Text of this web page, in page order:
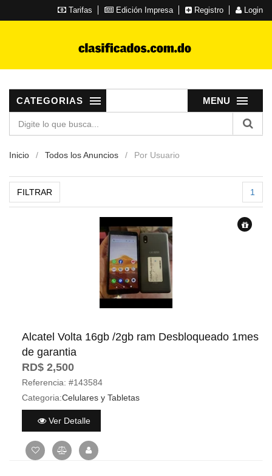
Tarifas Edición Impresa Registro Login
MENU
CATEGORIAS
Inicio Todos los Anuncios Por Usuario
FILTRAR 1
Alcatel Volta 16gb /2gb ram Desbloqueado 1mes
de garantia
RD$ 2,500
Referencia: #143584
Categoria:Celulares y Tabletas
Ver Detalle